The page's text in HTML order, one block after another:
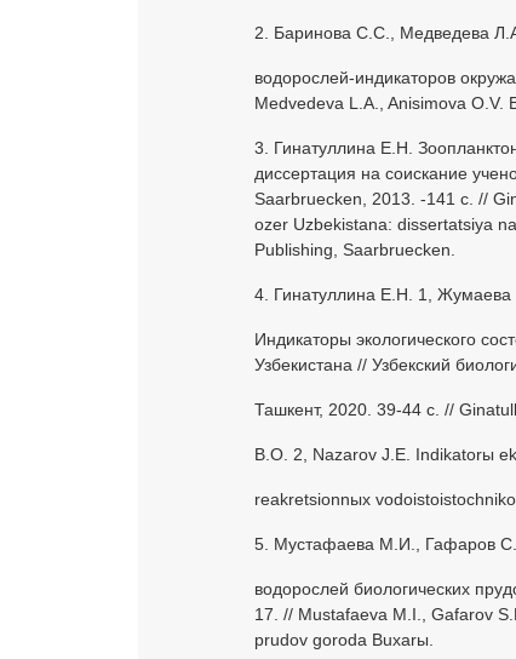
2. Баринова С.С., Медведева
водорослей-индикаторов
Medvedeva L.A., Anisimova
3. Гинатуллина Е.Н.
диссертация на соискание
Saarbruecken, 2013. -141 c. //
ozer Uzbekistana: dissertatsiya
Publishing, Saarbruecken.
4. Гинатуллина Е.Н. 1,
Индикаторы экологического
Узбекистана // Узбекский
Ташкент, 2020. 39-44 c. //
B.O. 2, Nazarov J.E. Indikatorы
reakretsionnыx
5. Мустафаева М.И., Гафаров
водорослей биологических
17. // Mustafaeva M.I., Gafarov
prudov goroda Buxarы.